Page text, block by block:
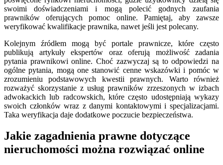
swoimi doświadczeniami i mogą polecić godnych zaufania
prawników oferujących pomoc online. Pamiętaj, aby zawsze
weryfikować kwalifikacje prawnika, nawet jeśli jest polecany.
Kolejnym źródłem mogą być portale prawnicze, które często
publikują artykuły ekspertów oraz oferują możliwość zadania
pytania prawnikowi online. Choć zazwyczaj są to odpowiedzi na
ogólne pytania, mogą one stanowić cenne wskazówki i pomóc w
zrozumieniu podstawowych kwestii prawnych. Warto również
rozważyć skorzystanie z usług prawników zrzeszonych w izbach
adwokackich lub radcowskich, które często udostępniają wykazy
swoich członków wraz z danymi kontaktowymi i specjalizacjami.
Taka weryfikacja daje dodatkowe poczucie bezpieczeństwa.
Jakie zagadnienia prawne dotyczące
nieruchomości można rozwiązać online